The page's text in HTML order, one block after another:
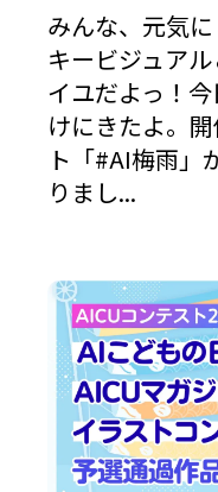
みんな、元気
キービジュア
イユだよっ！
けにきたよ。
ト「#AI梅雨」
りまし...